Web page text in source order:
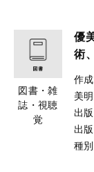
図書・雑
誌・視聴
覚
優
術
作
美
出
出
種別